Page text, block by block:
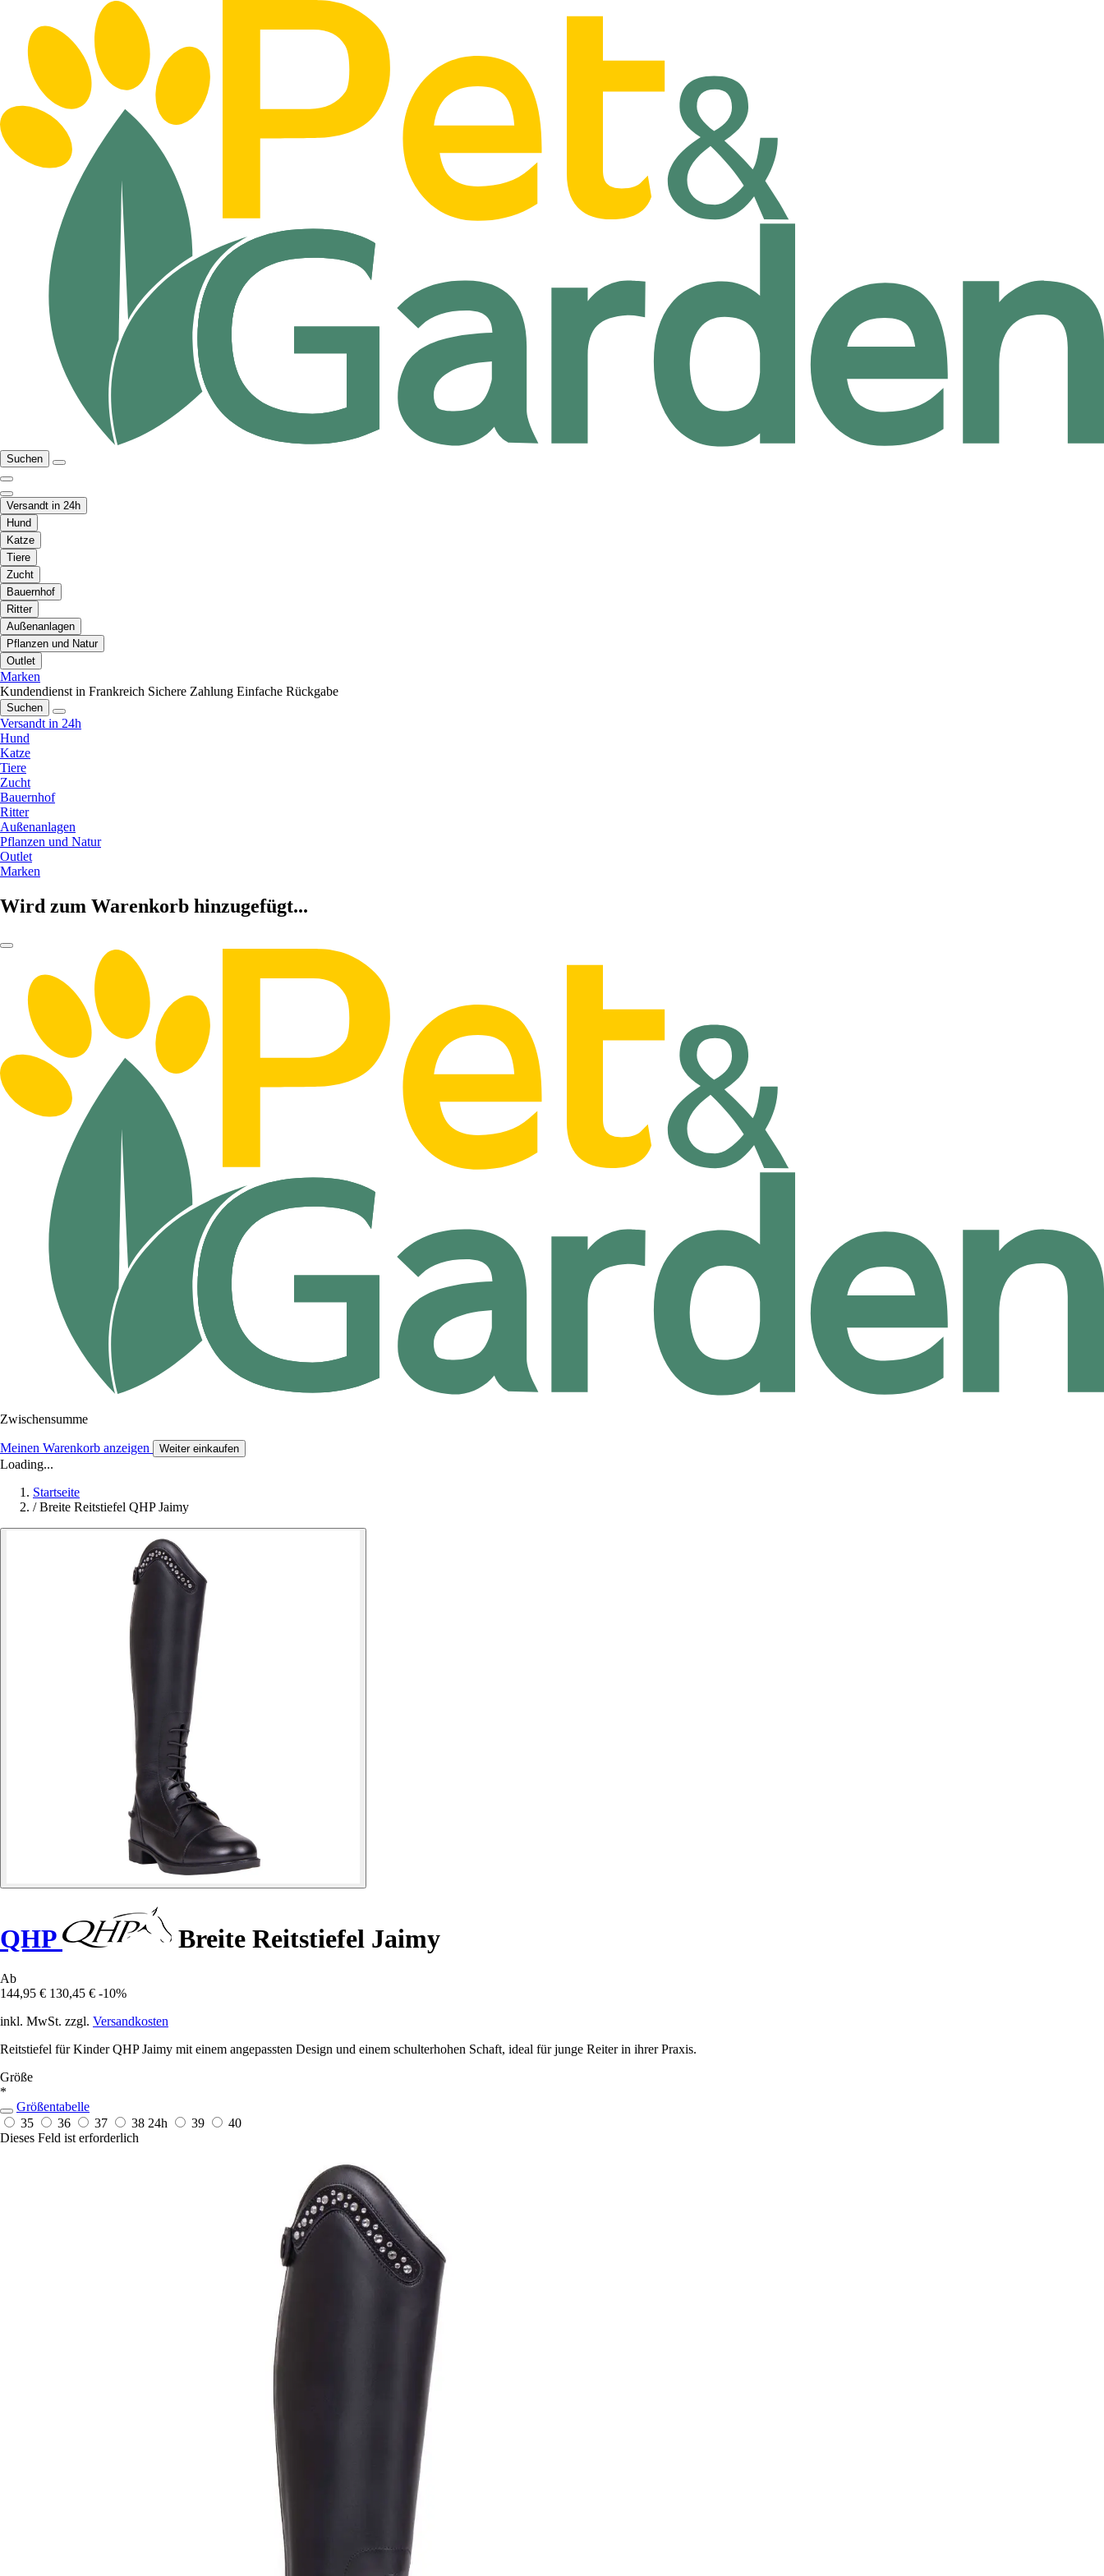
Suchen
Versandt in 24h
Hund
Katze
Tiere
Zucht
Bauernhof
Ritter
Außenanlagen
Pflanzen und Natur
Outlet
Marken
Kundendienst in Frankreich Sichere Zahlung Einfache Rückgabe
Suchen
Versandt in 24h
Hund
Katze
Tiere
Zucht
Bauernhof
Ritter
Außenanlagen
Pflanzen und Natur
Outlet
Marken
Wird zum Warenkorb hinzugefügt...
Zwischensumme
Meinen Warenkorb anzeigen Weiter einkaufen
Loading...
Startseite
/ Breite Reitstiefel QHP Jaimy
QHP Breite Reitstiefel Jaimy
Ab
144,95 € 130,45 € -10%
inkl. MwSt. zzgl. Versandkosten
Reitstiefel für Kinder QHP Jaimy mit einem angepassten Design und einem schulterhohen Schaft, ideal für junge Reiter in ihrer Praxis.
Größe
*
Größentabelle
35
36 37 38 24h 39
40
Dieses Feld ist erforderlich